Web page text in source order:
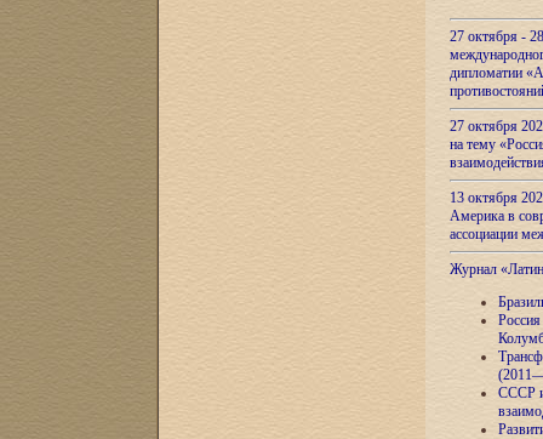
27 октября -
дипломатии
27 октября
на тему
13 октября
Америка в
ассоциации
Журнал
СССР и